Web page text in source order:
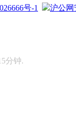
号-1 沪公网
场：8公里
公里
公里
公里,1